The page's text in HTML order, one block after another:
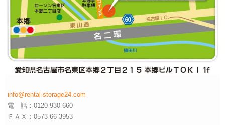
info@rental-storage24.com
電 話：0120-930-660
ＦＡＸ：0573-66-3953